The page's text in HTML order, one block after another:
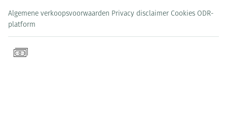
Algemene verkoopsvoorwaarden Privacy disclaimer Cookies ODR-
platform